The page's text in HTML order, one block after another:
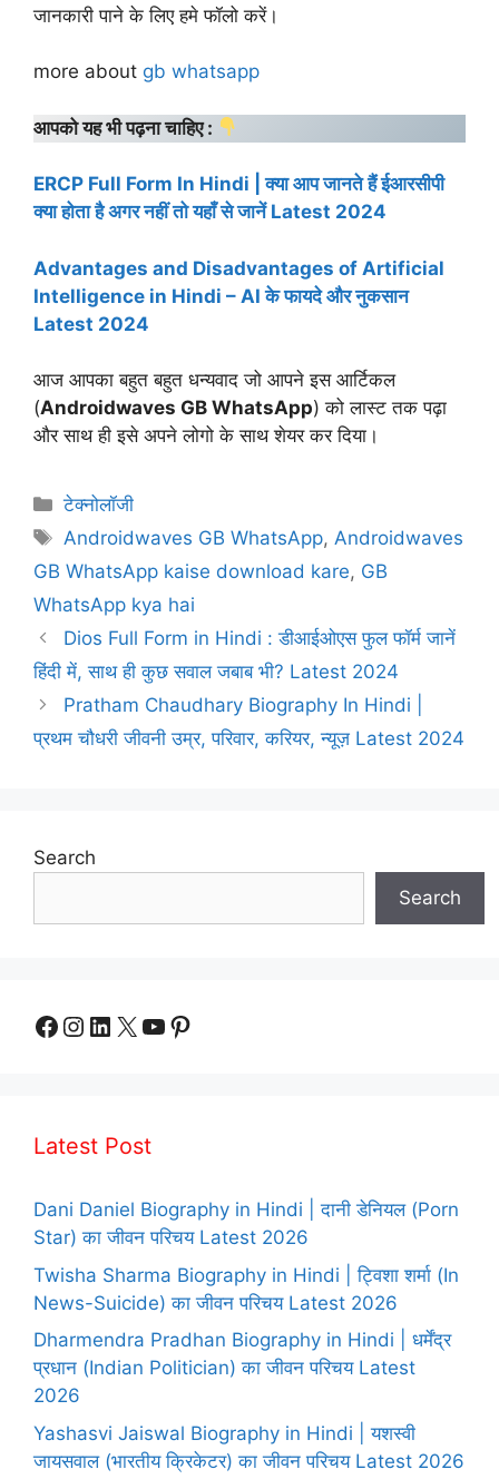
जानकारी पाने के लिए हमे फॉलो करें।
more about gb whatsapp
आपको यह भी पढ़ना चाहिए :
ERCP Full Form In Hindi | क्या आप जानते हैं ईआरसीपी
क्या होता है अगर नहीं तो यहाँ से जानें Latest 2024
Advantages and Disadvantages of Artificial
Intelligence in Hindi – AI के फायदे और नुकसान
Latest 2024
आज आपका बहुत बहुत धन्यवाद जो आपने इस आर्टिकल
(Androidwaves GB WhatsApp) को लास्ट तक पढ़ा
और साथ ही इसे अपने लोगो के साथ शेयर कर दिया।
Categories
टेक्नोलॉजी
Tags
Androidwaves GB WhatsApp,Androidwaves
GB WhatsApp kaise download kare, GB
WhatsApp kya hai
Dios Full Form in Hindi : डीआईओएस फुल फॉर्म जानें
हिंदी में, साथ ही कुछ सवाल जबाब भी? Latest 2024
Pratham Chaudhary Biography In Hindi |
प्रथम चौधरी जीवनी उम्र, परिवार, करियर, न्यूज़ Latest 2024
Search
Search
Facebook
Instagram
LinkedIn
X YouTube
Pinterest
Latest Post
Dani Daniel Biography in Hindi | दानी डेनियल (Porn
Star) का जीवन परिचय Latest 2026
Twisha Sharma Biography in Hindi | ट्विशा शर्मा (In
News-Suicide) का जीवन परिचय Latest 2026
Dharmendra Pradhan Biography in Hindi | धर्मेंद्र
प्रधान (Indian Politician) का जीवन परिचय Latest
2026
Yashasvi Jaiswal Biography in Hindi | यशस्वी
जायसवाल (भारतीय क्रिकेटर) का जीवन परिचय Latest 2026